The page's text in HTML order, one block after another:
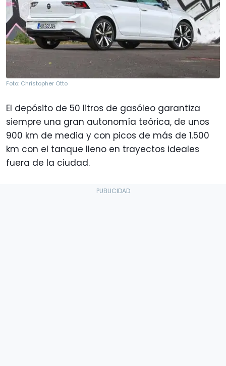
Foto: Christopher Otto
El depósito de 50 litros de gasóleo garantiza
siempre una gran autonomía teórica, de unos
900 km de media y con picos de más de 1.500
km con el tanque lleno en trayectos ideales
fuera de la ciudad.